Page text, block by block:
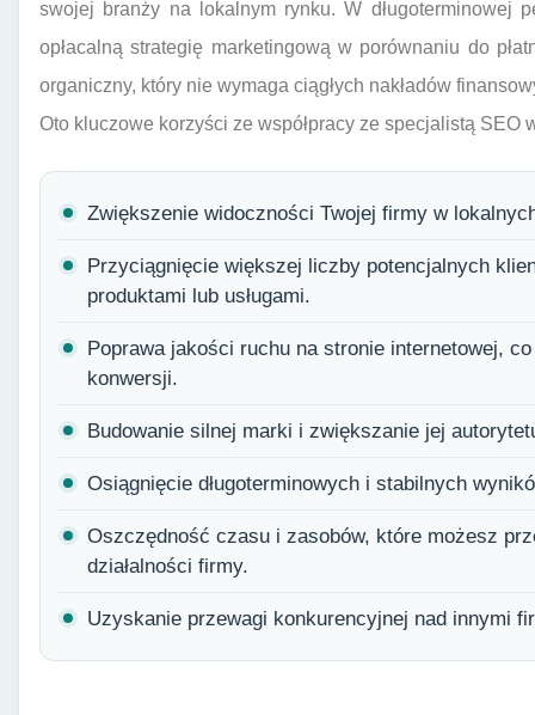
swojej branży na lokalnym rynku. W długoterminowej
opłacalną strategię marketingową w porównaniu do
organiczny, który nie wymaga ciągłych nakładów
Oto kluczowe korzyści ze współpracy ze specjalistą SEO
Zwiększenie widoczności Twojej firmy w
Przyciągnięcie większej liczby potencjalnych
produktami lub usługami.
Poprawa jakości ruchu na stronie internetowej,
konwersji.
Budowanie silnej marki i zwiększanie jej
Osiągnięcie długoterminowych i stabilnych
Oszczędność czasu i zasobów, które możesz
działalności firmy.
Uzyskanie przewagi konkurencyjnej nad innymi